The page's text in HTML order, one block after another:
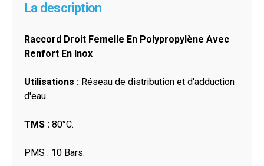
La description
Raccord Droit Femelle En Polypropylène Avec
Renfort En Inox
Utilisations : Réseau de distribution et d'adduction
d'eau.
TMS : 80°C.
PMS : 10 Bars.